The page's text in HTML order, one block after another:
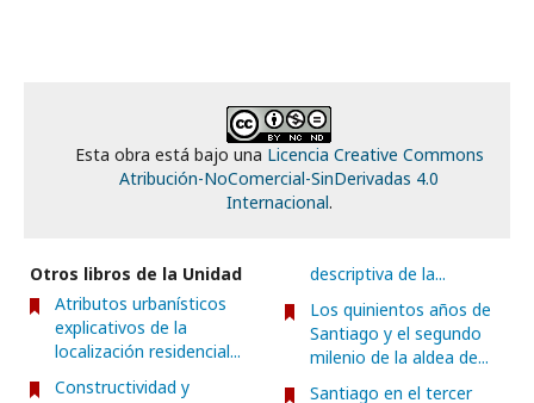
Esta obra está bajo una Licencia Creative Commons
Atribución-NoComercial-SinDerivadas 4.0
Internacional.
Otros libros de la Unidad
Atributos urbanísticos
explicativos de la
localización residencial...
Constructividad y
descriptiva de la...
Los quinientos años de
Santiago y el segundo
milenio de la aldea de...
Santiago en el tercer